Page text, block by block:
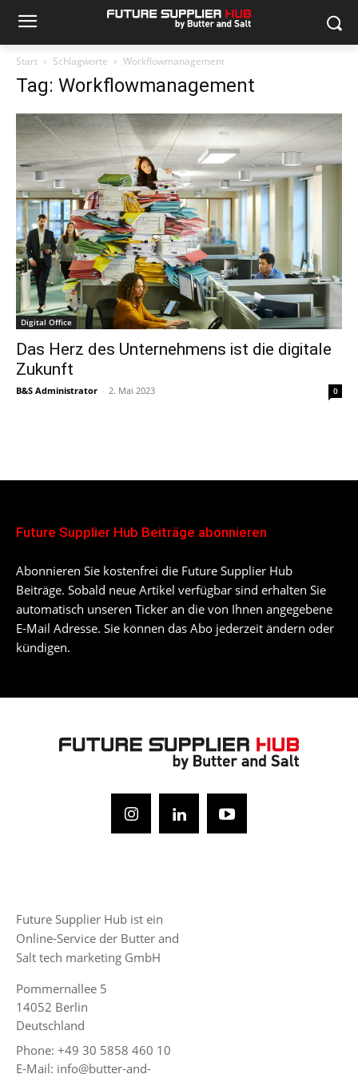
Start Schlagworte Workflowmanagement
Tag: Workflowmanagement
Digital Office
Das Herz des Unternehmens ist die digitale
Zukunft
B&S Administrator - 2. Mai 2023 0
Future Supplier Hub Beiträge abonnieren
Abonnieren Sie kostenfrei die Future Supplier Hub
Beiträge. Sobald neue Artikel verfügbar sind erhalten Sie
automatisch unseren Ticker an die von Ihnen angegebene
E-Mail Adresse. Sie können das Abo jederzeit ändern oder
kündigen.
Future Supplier Hub ist ein
Online-Service der Butter and
Salt tech marketing GmbH
Pommernallee 5
14052 Berlin
Deutschland
Phone: +49 30 5858 460 10
E-Mail: info@butter-and-